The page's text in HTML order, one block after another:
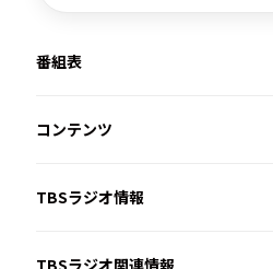
番組表
コンテンツ
TBSラジオ情報
TBSラジオ関連情報